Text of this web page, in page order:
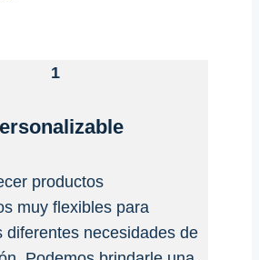
1
productos
muy flexibles para
diferentes necesidades de